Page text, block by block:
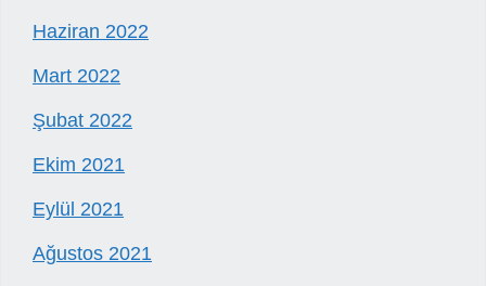
Haziran 2022
Mart 2022
Şubat 2022
Ekim 2021
Eylül 2021
Ağustos 2021